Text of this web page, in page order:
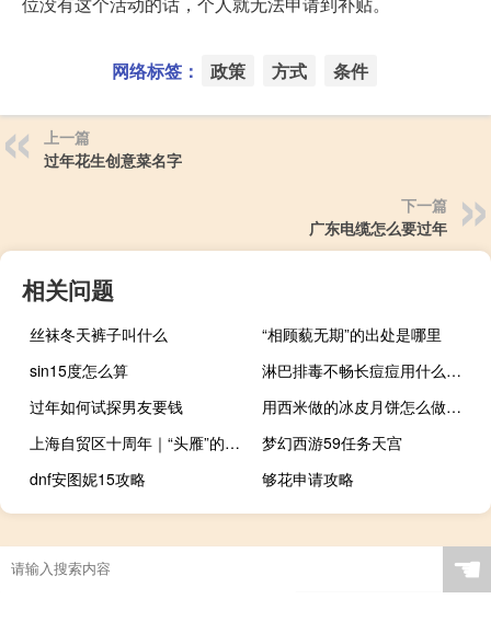
网络标签： 政策 方式 条件
上一篇
过年花生创意菜名字
下一篇
广东电缆怎么要过年
相关问题
丝袜冬天裤子叫什么
“相顾藐无期”的出处是哪里
sin15度怎么算
淋巴排毒不畅长痘痘用什么药（淋巴排毒不畅长痘痘）
过年如何试探男友要钱
用西米做的冰皮月饼怎么做（冰皮月饼怎么做）
上海自贸区十周年｜“头雁”的使命与价值 到底什么情况嘞
梦幻西游59任务天宫
dnf安图妮15攻略
够花申请攻略
☚